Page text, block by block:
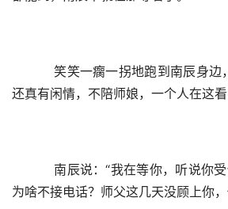
笑笑一瘸一拐地跑到南辰身边
还真有闲情，不陪师娘，一个人在这
南辰说：“我在等你，听说你
为啥不接电话？师父这几天没顾上你